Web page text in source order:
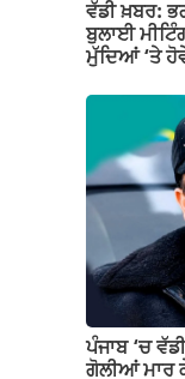
ਵੱਡੀ ਖ਼ਬਰ:
ਬੁਲਾਈ
ਮੁੱਦਿਆਂ ‘ਤੇ
ਪੰਜਾਬ ‘ਚ
ਗੋਲੀਆਂ ਮਾਰ